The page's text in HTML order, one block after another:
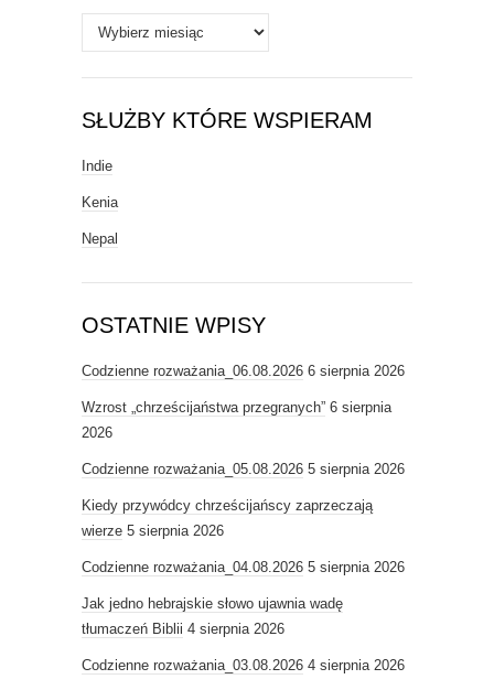
Archiwa
SŁUŻBY KTÓRE WSPIERAM
Indie
Kenia
Nepal
OSTATNIE WPISY
Codzienne rozważania_06.08.2026 6 sierpnia 2026
Wzrost „chrześcijaństwa przegranych” 6 sierpnia
2026
Codzienne rozważania_05.08.2026 5 sierpnia 2026
Kiedy przywódcy chrześcijańscy zaprzeczają
wierze 5 sierpnia 2026
Codzienne rozważania_04.08.2026 5 sierpnia 2026
Jak jedno hebrajskie słowo ujawnia wadę
tłumaczeń Biblii 4 sierpnia 2026
Codzienne rozważania_03.08.2026 4 sierpnia 2026